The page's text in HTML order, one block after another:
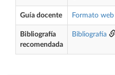
Guía docente Formato web
Bibliografía
recomendada
Bibliografía